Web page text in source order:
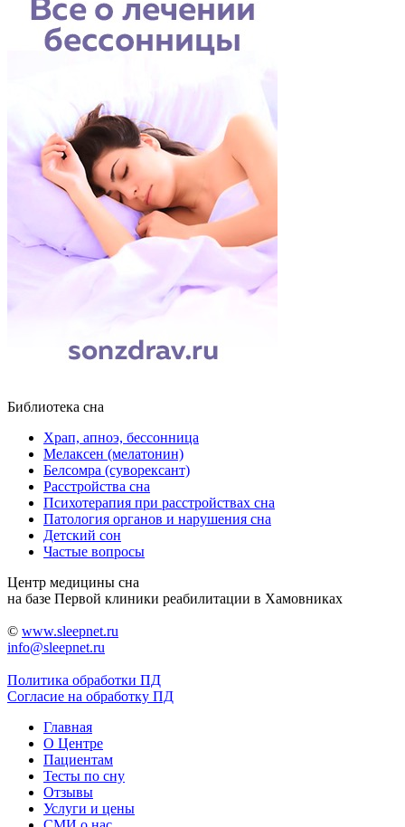
Библиотека сна
Храп, апноэ, бессонница
Мелаксен (мелатонин)
Белсомра (суворексант)
Расстройства сна
Психотерапия при расстройствах сна
Патология органов и нарушения сна
Детский сон
Частые вопросы
Центр медицины сна
на базе Первой клиники реабилитации в Хамовниках
© www.sleepnet.ru
info@sleepnet.ru
Политика обработки ПД
Согласие на обработку ПД
Главная
О Центре
Пациентам
Тесты по сну
Отзывы
Услуги и цены